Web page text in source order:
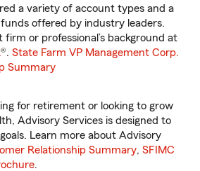
a variety of account types and a
offered by industry leaders.
or professional’s background at
®. State Farm VP Management Corp.
Summary
for retirement or looking to grow
Advisory Services is designed to
Learn more about Advisory
Relationship Summary, SFIMC
.